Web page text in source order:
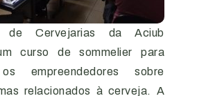
de Cervejarias da Aciub
curso de sommelier para
empreendedores sobre
relacionados à cerveja. A